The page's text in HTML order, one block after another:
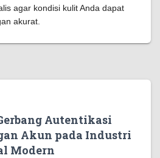
agar kondisi kulit Anda dapat
akurat.
Autentikasi
Akun pada Industri
Modern